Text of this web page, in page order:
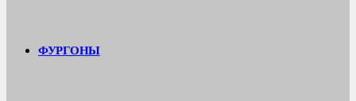
ФУРГОНЫ